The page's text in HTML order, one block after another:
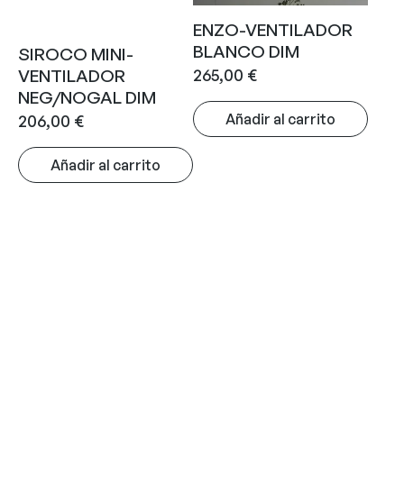
SIROCO MINI-
VENTILADOR
NEG/NOGAL DIM
206,00 €
Añadir al carrito
ENZO-VENTILADOR
BLANCO DIM
265,00 €
Añadir al carrito